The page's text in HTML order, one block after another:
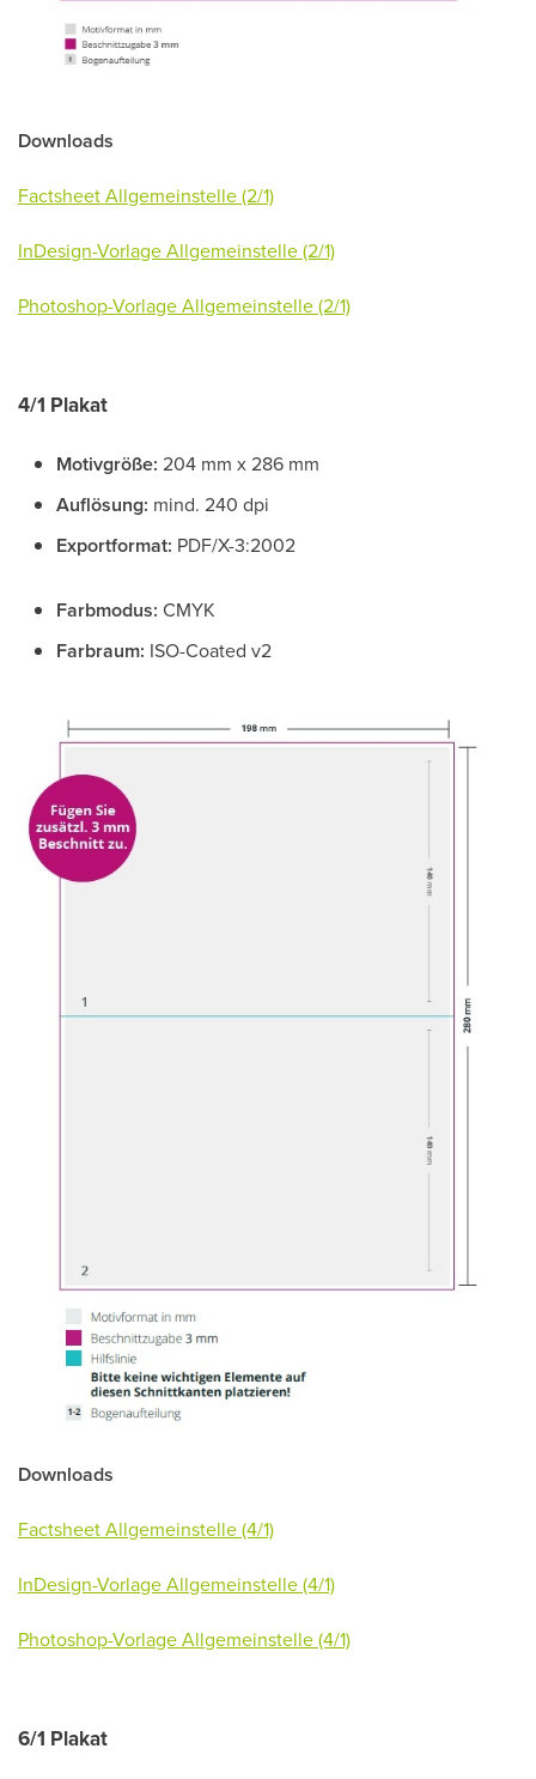
Downloads
Factsheet Allgemeinstelle (2/1)
InDesign-Vorlage Allgemeinstelle (2/1)
Photoshop-Vorlage Allgemeinstelle (2/1)
4/1 Plakat
Motivgröße: 204 mm x 286 mm
Auflösung: mind. 240 dpi
Exportformat: PDF/X-3:2002
Farbmodus: CMYK
Farbraum: ISO-Coated v2
Downloads
Factsheet Allgemeinstelle (4/1)
InDesign-VorlageAllgemeinstelle(4/1)
Photoshop-VorlageAllgemeinstelle(4/1)
6/1 Plakat